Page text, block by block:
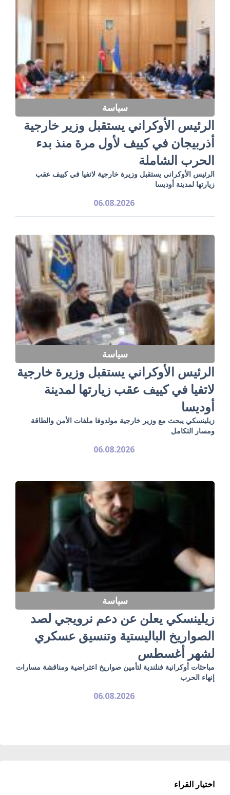
سياسة
الرئيس الأوكراني يستقبل وزير خارجية
أذربيجان في كييف لأول مرة منذ بدء
الحرب الشاملة
الرئيس الأوكراني يستقبل وزيرة خارجية لاتفيا في كييف عقب
زيارتها لمدينة أوديسا
06.08.2026
سياسة
الرئيس الأوكراني يستقبل وزيرة خارجية
لاتفيا في كييف عقب زيارتها لمدينة
أوديسا
زيلينسكي يبحث مع وزير خارجية مولدوفا ملفات الأمن والطاقة
ومسار التكامل
06.08.2026
سياسة
زيلينسكي يعلن عن دعم نرويجي لصد
الصواريخ الباليستية وتنسيق عسكري
لشهر أغسطس
مباحثات أوكرانية فنلندية لتأمين صواريخ اعتراضية ومناقشة مسارات
إنهاء الحرب
06.08.2026
اختيار القراء